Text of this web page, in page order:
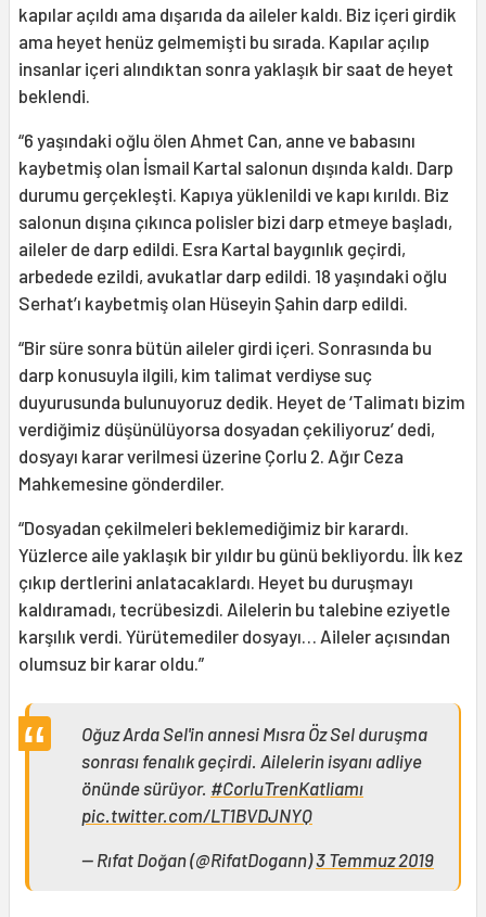
kapılar açıldı ama dışarıda da aileler kaldı. Biz içeri girdik
ama heyet henüz gelmemişti bu sırada. Kapılar açılıp
insanlar içeri alındıktan sonra yaklaşık bir saat de heyet
beklendi.
“6 yaşındaki oğlu ölen Ahmet Can, anne ve babasını
kaybetmiş olan İsmail Kartal salonun dışında kaldı. Darp
durumu gerçekleşti. Kapıya yüklenildi ve kapı kırıldı. Biz
salonun dışına çıkınca polisler bizi darp etmeye başladı,
aileler de darp edildi. Esra Kartal baygınlık geçirdi,
arbedede ezildi, avukatlar darp edildi. 18 yaşındaki oğlu
Serhat’ı kaybetmiş olan Hüseyin Şahin darp edildi.
“Bir süre sonra bütün aileler girdi içeri. Sonrasında bu
darp konusuyla ilgili, kim talimat verdiyse suç
duyurusunda bulunuyoruz dedik. Heyet de ‘Talimatı bizim
verdiğimiz düşünülüyorsa dosyadan çekiliyoruz’ dedi,
dosyayı karar verilmesi üzerine Çorlu 2. Ağır Ceza
Mahkemesine gönderdiler.
“Dosyadan çekilmeleri beklemediğimiz bir karardı.
Yüzlerce aile yaklaşık bir yıldır bu günü bekliyordu. İlk kez
çıkıp dertlerini anlatacaklardı. Heyet bu duruşmayı
kaldıramadı, tecrübesizdi. Ailelerin bu talebine eziyetle
karşılık verdi. Yürütemediler dosyayı… Aileler açısından
olumsuz bir karar oldu.”
Oğuz Arda Sel'in annesi Mısra Öz Sel duruşma
sonrası fenalık geçirdi. Ailelerin isyanı adliye
önünde sürüyor. #CorluTrenKatliamı
pic.twitter.com/LT1BVDJNYQ
— Rıfat Doğan (@RifatDogann)3 Temmuz 2019